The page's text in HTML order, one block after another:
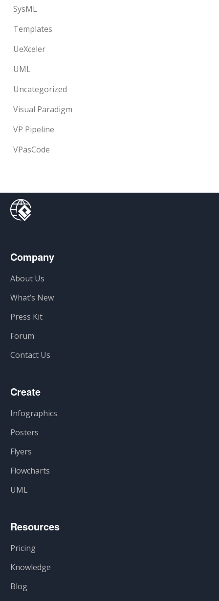
SysML
Templates
UeXceler
UML
Uncategorized
Visual Paradigm
VP Pipeline
VPasCode
Company
About Us
What’s New
Press Kit
Forum
Contact Us
Create
Infographics
Posters
Flyers
Flowcharts
UML
Resources
Pricing
Knowledge
Blog